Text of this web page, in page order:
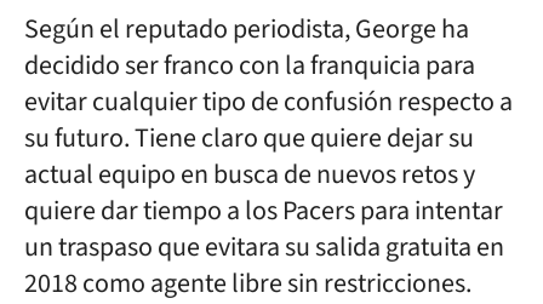
Según el reputado periodista, George ha
decidido ser franco con la franquicia para
evitar cualquier tipo de confusión respecto a
su futuro. Tiene claro que quiere dejar su
actual equipo en busca de nuevos retos y
quiere dar tiempo a los Pacers para intentar
un traspaso que evitara su salida gratuita en
2018 como agente libre sin restricciones.